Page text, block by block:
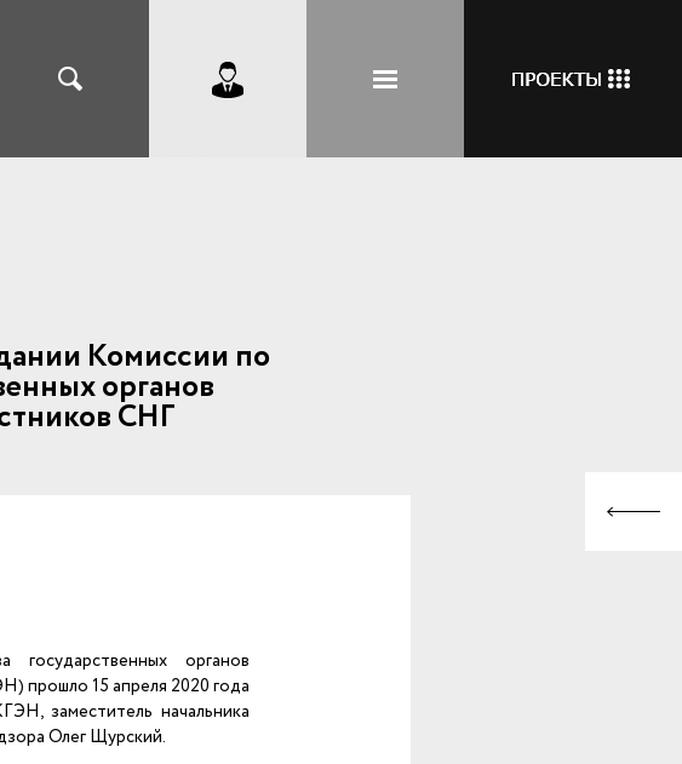
Комиссии по
органов
СНГ
органов
прошло 15 апреля 2020 года
заместитель начальника
Олег Щурский.